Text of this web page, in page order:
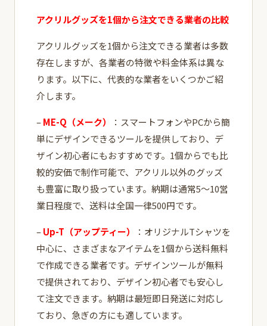
アクリルグッズを1個から注文できる業者の比較
アクリルグッズを1個から注文できる業者は多数
存在しますが、各業者の特徴や料金体系は異な
ります。以下に、代表的な業者をいくつかご紹
介します。
–ME-Q（メーク）
：スマートフォンやPCから簡
単にデザインできるツールを提供しており、デ
ザイン初心者にもおすすめです。1個からでも比
較的安価で制作可能で、アクリル以外のグッズ
も豊富に取り扱っています。納期は通常5～10営
業日程度で、送料は全国一律500円です。
–Up-T（アップティー）
：オリジナルTシャツを
中心に、さまざまなアイテムを1個から送料無料
で作成できる業者です。デザインツールが無料
で提供されており、デザイン初心者でも安心し
て注文できます。納期は最短即日発送に対応し
ており、急ぎの方にも適しています。